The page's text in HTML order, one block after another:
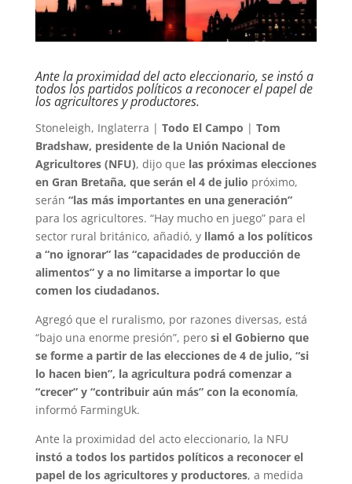
Ante la proximidad del acto eleccionario, se instó a
todos los partidos políticos a reconocer el papel de
los agricultores y productores.
Stoneleigh, Inglaterra | Todo El Campo | Tom
Bradshaw, presidente de la Unión Nacional de
Agricultores (NFU), dijo que las próximas elecciones
en Gran Bretaña, que serán el 4 de julio próximo,
serán “las más importantes en una generación”
para los agricultores. “Hay mucho en juego” para el
sector rural británico, añadió, y llamó a los políticos
a “no ignorar” las “capacidades de producción de
alimentos” y a no limitarse a importar lo que
comen los ciudadanos.
Agregó que el ruralismo, por razones diversas, está
“bajo una enorme presión”, pero si el Gobierno que
se forme a partir de las elecciones de 4 de julio, “si
lo hacen bien”, la agricultura podrá comenzar a
“crecer” y “contribuir aún más” con la economía,
informó FarmingUk.
Ante la proximidad del acto eleccionario, la NFU
instó a todos los partidos políticos a reconocer el
papel de los agricultores y productores, a medida